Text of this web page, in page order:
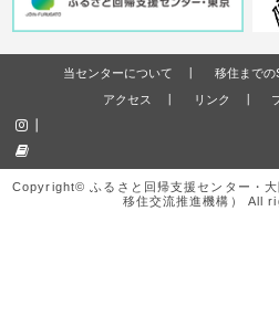
当センターについて 移住までの
アクセス
リンク
Copyright© ふるさと回帰支援センター・大
移住交流推進機構） All